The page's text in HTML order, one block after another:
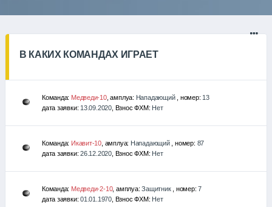
В КАКИХ КОМАНДАХ ИГРАЕТ
Команда: Медведи-10, амплуа: Нападающий, номер: 13
дата заявки: 13.09.2020, Взнос ФХМ: Нет
Команда: Икавит-10 , амплуа: Нападающий, номер: 87
дата заявки:26.12.2020, Взнос ФХМ: Нет
Команда: Медведи-2-10, амплуа:Защитник, номер:7
дата заявки:01.01.1970, Взнос ФХМ: Нет